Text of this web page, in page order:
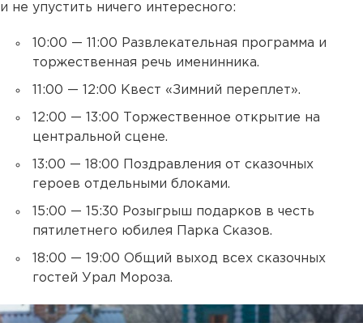
и не упустить ничего интересного:
10:00 — 11:00 Развлекательная программа и
торжественная речь именинника.
11:00 — 12:00 Квест «Зимний переплет».
12:00 — 13:00 Торжественное открытие на
центральной сцене.
13:00 — 18:00 Поздравления от сказочных
героев отдельными блоками.
15:00 — 15:30 Розыгрыш подарков в честь
пятилетнего юбилея Парка Сказов.
18:00 — 19:00 Общий выход всех сказочных
гостей Урал Мороза.